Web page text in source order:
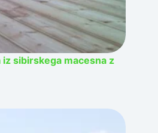
sibirskega macesna z